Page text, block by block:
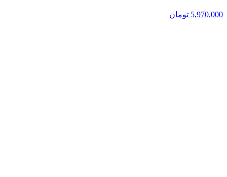
5,970,000 تومان